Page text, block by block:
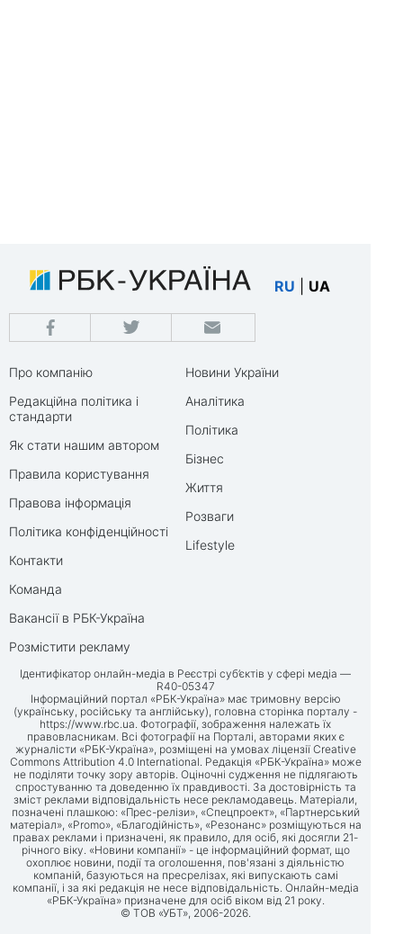
RU UA
Про компанію
Редакційна політика і
стандарти
Як стати нашим автором
Правила користування
Правова інформація
Політика конфіденційності
Контакти
Команда
Вакансії в РБК-Україна
Розмістити рекламу
Новини України
Аналітика
Політика
Бізнес
Життя
Розваги
Lifestyle
Ідентифікатор онлайн-медіа в Реєстрі суб’єктів у сфері медіа —
R40-05347
Інформаційний портал «РБК-Україна» має тримовну версію
(українську, російську та англійську), головна сторінка порталу -
https://www.rbc.ua. Фотографії, зображення належать їх
правовласникам. Всі фотографії на Порталі, авторами яких є
журналісти «РБК-Україна», розміщені на умовах ліцензії Creative
Commons Attribution 4.0 International. Редакція «РБК-Україна» може
не поділяти точку зору авторів. Оціночні судження не підлягають
спростуванню та доведенню їх правдивості. За достовірність та
зміст реклами відповідальність несе рекламодавець. Матеріали,
позначені плашкою: «Прес-релізи», «Спецпроект», «Партнерський
матеріал», «Promo», «Благодійність», «Резонанс» розміщуються на
правах реклами і призначені, як правило, для осіб, які досягли 21-
річного віку. «Новини компанії» - це інформаційний формат, що
охоплює новини, події та оголошення, пов'язані з діяльністю
компаній, базуються на пресрелізах, які випускають самі
компанії, і за які редакція не несе відповідальність. Онлайн-медіа
«РБК-Україна» призначене для осіб віком від 21 року.
© ТОВ «УБТ», 2006-2026.